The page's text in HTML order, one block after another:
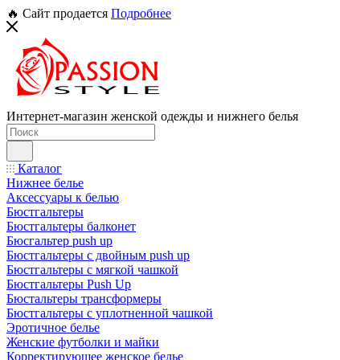
🔥 Сайт продается Подробнее
Интернет-магазин женской одежды и нижнего белья
Каталог
Нижнее белье
Аксессуары к белью
Бюстгальтеры
Бюстгальтеры балконет
Бюсгальтер push up
Бюстгальтеры с двойным push up
Бюстгальтеры с мягкой чашкой
Бюстгальтеры Push Up
Бюстальтеры трансформеры
Бюстгальтеры с уплотненной чашкой
Эротичное белье
Женские футболки и майки
Корректирующее женское белье